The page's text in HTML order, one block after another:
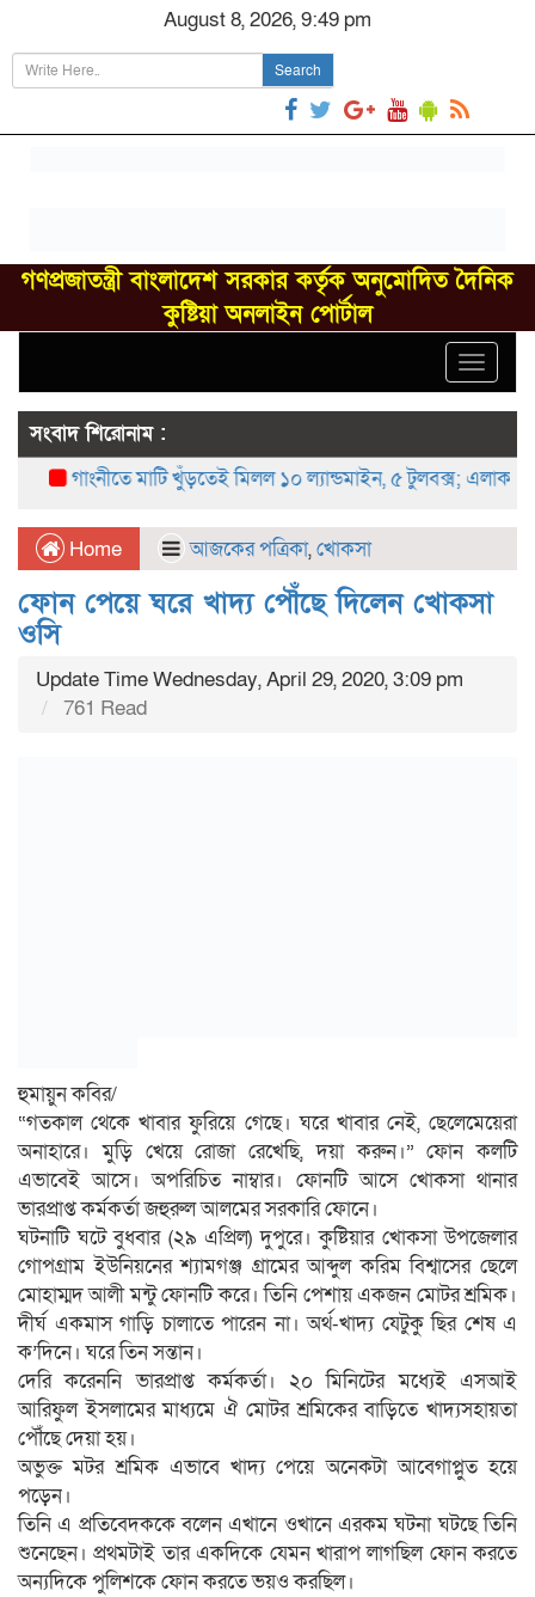
August 8, 2026, 9:49 pm
Search
গণপ্রজাতন্ত্রী বাংলাদেশ সরকার কর্তৃক অনুমোদিত দৈনিক
কুষ্টিয়া অনলাইন পোর্টাল
Toggle
সংবাদ শিরোনাম :
গাংনীতে মাটি খুঁড়তেই মিলল ১০ ল্যান্ডমাইন, ৫ টুলবক্স; এলাকায়
Home আজকের পত্রিকা,খোকসা
ফোন পেয়ে ঘরে খাদ্য পৌঁছে দিলেন খোকসা
ওসি
Update Time Wednesday, April 29, 2020, 3:09 pm
761 Read
হুমায়ুন কবির/
“গতকাল থেকে খাবার ফুরিয়ে গেছে। ঘরে খাবার নেই, ছেলেমেয়েরা
অনাহারে। মুড়ি খেয়ে রোজা রেখেছি, দয়া করুন।” ফোন কলটি
এভাবেই আসে। অপরিচিত নাম্বার। ফোনটি আসে খোকসা থানার
ভারপ্রাপ্ত কর্মকর্তা জহুরুল আলমের সরকারি ফোনে।
ঘটনাটি ঘটে বুধবার (২৯ এপ্রিল) দুপুরে। কুষ্টিয়ার খোকসা উপজেলার
গোপগ্রাম ইউনিয়নের শ্যামগঞ্জ গ্রামের আব্দুল করিম বিশ্বাসের ছেলে
মোহাম্মদ আলী মন্টু ফোনটি করে। তিনি পেশায় একজন মোটর শ্রমিক।
দীর্ঘ একমাস গাড়ি চালাতে পারেন না। অর্থ-খাদ্য যেটুকু ছির শেষ এ
ক’দিনে। ঘরে তিন সন্তান।
দেরি করেননি ভারপ্রাপ্ত কর্মকর্তা। ২০ মিনিটের মধ্যেই এসআই
আরিফুল ইসলামের মাধ্যমে ঐ মোটর শ্রমিকের বাড়িতে খাদ্যসহায়তা
পৌঁছে দেয়া হয়।
অভুক্ত মটর শ্রমিক এভাবে খাদ্য পেয়ে অনেকটা আবেগাপ্লুত হয়ে
পড়েন।
তিনি এ প্রতিবেদককে বলেন এখানে ওখানে এরকম ঘটনা ঘটছে তিনি
শুনেছেন। প্রথমটাই তার একদিকে যেমন খারাপ লাগছিল ফোন করতে
অন্যদিকে পুলিশকে ফোন করতে ভয়ও করছিল।